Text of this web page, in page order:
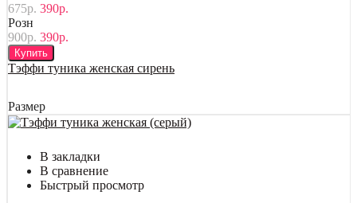
675р. 390р.
Розн
900р. 390р.
Купить
Тэффи туника женская сирень
Размер
В закладки
В сравнение
Быстрый просмотр